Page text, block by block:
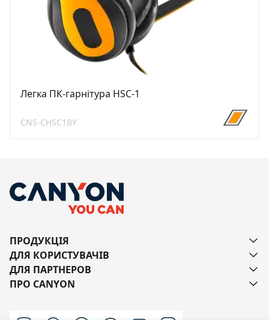
Легка ПК-гарнітура HSC-1
CNS-CHSC1BY
ПРОДУКЦІЯ
ДЛЯ КОРИСТУВАЧІВ
ДЛЯ ПАРТНЕРОВ
ПРО CANYON